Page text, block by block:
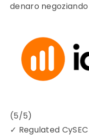
denaro
(5/5)
✓ Regulated